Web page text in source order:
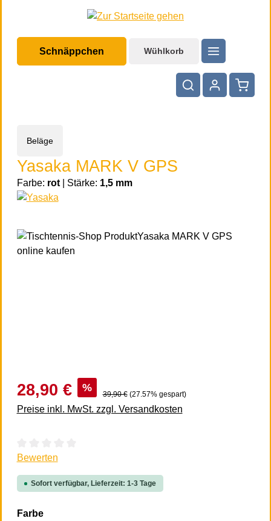
Schnäppchen Wühlkorb
Beläge
Yasaka MARK V GPS
Farbe: rot Stärke: 1,5 mm
Bildergalerie überspringen
28,90 € %
39,90 € (27.57% gespart)
Preise inkl. MwSt. zzgl. Versandkosten
Durchschnittliche Bewertung von 0 von 5 Sternen
Bewerten
Sofort verfügbar, Lieferzeit: 1-3 Tage
Farbeauswählen